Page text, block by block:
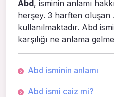
Abd, isminin anlamı
herşey. 3 harften oluşan
kullanılmaktadır. Abd
karşılığı ne anlama
Abd isminin anlamı
Abd ismi caiz mi?